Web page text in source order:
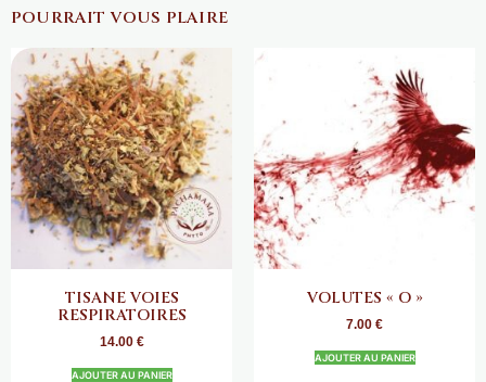
POURRAIT VOUS PLAIRE
TISANE VOIES
RESPIRATOIRES
14.00 €
AJOUTER AU PANIER
VOLUTES « O »
7.00 €
AJOUTER AU PANIER